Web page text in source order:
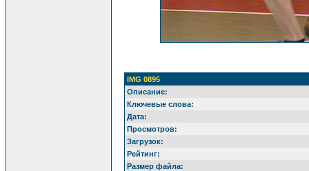
IMG 0895
Описание:
Ключевые слова:
Дата:
Просмотров:
Загрузок:
Рейтинг:
Размер файла: